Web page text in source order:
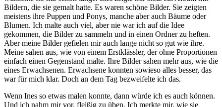
Bildern, die sie gemalt hatte. Es waren schöne Bilder. Sie zeigten
meistens ihre Puppen und Ponys, manche aber auch Bäume oder
Blumen. Ich malte auch viel, aber nie war ich auf die Idee
gekommen, die Bilder zu sammeln und in einen Ordner zu heften.
Aber meine Bilder gefielen mir auch lange nicht so gut wie ihre.
Meine sahen aus, wie von einem Erstklässler, der ohne Proportionen
einfach einen Gegenstand malte. Ihre Bilder sahen mehr aus, wie die
eines Erwachsenen. Erwachsene konnten sowieso alles besser, das
war für mich klar. Doch an dem Tag bezweifelte ich das.
Wenn Ines so etwas malen konnte, dann würde ich es auch können.
Und ich nahm mir vor, fleißig zu üben. Ich merkte mir, wie sie